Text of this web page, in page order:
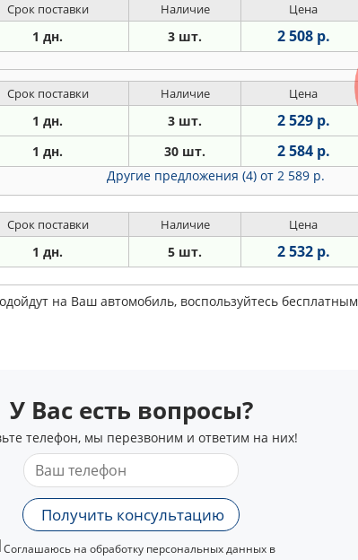
Срок поставки Наличие Цена
1 дн. 3 шт. 2 508 р.
Срок поставки Наличие Цена
1 дн. 3 шт. 2 529 р.
1 дн. 30 шт. 2 584 р.
Другие предложения (4) от 2 589 р.
Срок поставки Наличие Цена
1 дн. 5 шт. 2 532 р.
на Ваш автомобиль, воспользуйтесь бесплатным
У Вас есть вопросы?
телефон, мы перезвоним и ответим на них!
Получить консультацию
Соглашаюсь на обработку персональных данных в